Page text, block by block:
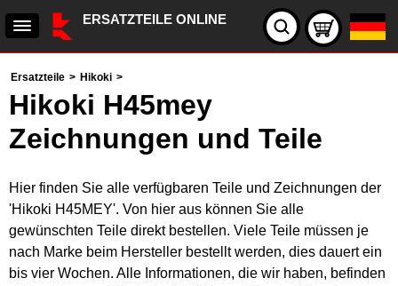
ERSATZTEILE ONLINE
Ersatzteile > Hikoki >
Hikoki H45mey
Zeichnungen und Teile
Hier finden Sie alle verfügbaren Teile und Zeichnungen der
'Hikoki H45MEY'. Von hier aus können Sie alle
gewünschten Teile direkt bestellen. Viele Teile müssen je
nach Marke beim Hersteller bestellt werden, dies dauert ein
bis vier Wochen. Alle Informationen, die wir haben, befinden